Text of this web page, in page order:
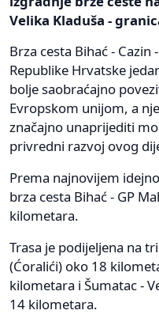
Velika Kladuša -
Brza cesta Bihać - Cazin
Republike Hrvatske
bolje saobraćajno
Evropskom unijom, a
značajno unaprijediti
privredni razvoj ovog
Prema najnovijem
brza cesta Bihać - GP
kilometara.
Trasa je podijeljena na
(Ćoralići) oko 18
kilometara i Šumatac -
14 kilometara.